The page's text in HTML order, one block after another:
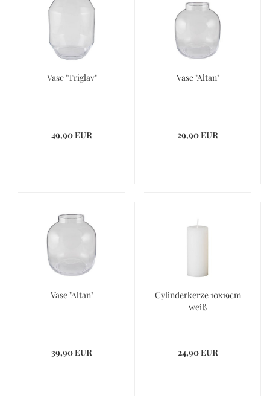
Vase "Triglav"
49,90 EUR
Vase "Altan"
29,90 EUR
Vase "Altan"
39,90 EUR
Cylinderkerze 10x19cm
weiß
24,90 EUR